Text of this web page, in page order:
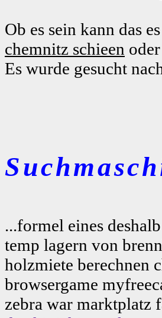
Ob es sein kann das
chemnitz schieen
Es wurde gesucht
...formel eines
temp lagern von
holzmiete berechnen
browsergame
zebra war marktplatz